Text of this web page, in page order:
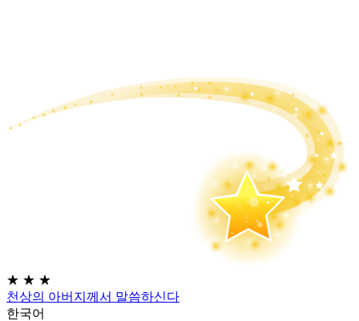
★ ★ ★
천상의 아버지께서 말씀하신다
한국어